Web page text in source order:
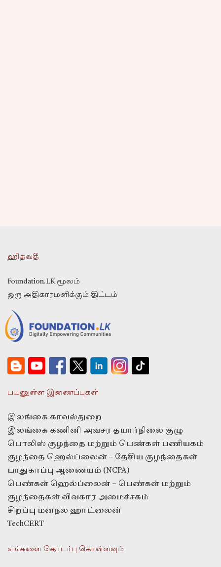
ஹிதவதீ
Foundation.LK மூலம்
ஒரு அதிகாரமளிக்கும் திட்டம்
பயனுள்ள இணைப்புகள்
இலங்கை காவல்துறை
இலங்கை கணினி அவசர தயார்நிலை குழு
பொலிஸ் குழந்தை மற்றும் பெண்கள் பணியகம்
குழந்தை ஹெல்ப்லைன் – தேசிய குழந்தைகள்
பாதுகாப்பு ஆணையம் (NCPA)
பெண்கள் ஹெல்ப்லைன் – பெண்கள் மற்றும்
குழந்தைகள் விவகார அமைச்சகம்
சிறப்பு மனநல ஹாட்லைன்
TechCERT
எங்களை தொடர்பு கொள்ளவும்